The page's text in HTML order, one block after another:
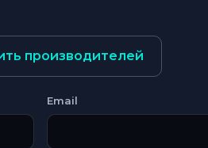
производителей
Email